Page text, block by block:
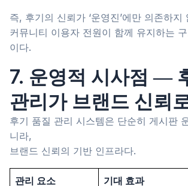
즉, 후기의 신뢰가 ‘운영진’에만 의존하지
커뮤니티 이용자 전원이 함께 유지하는
이다.
7. 운영적 시사점 ―
관리가 브랜드 신뢰
후기 품질 관리 시스템은 단순히 게시판
니라,
브랜드 신뢰의 기반 인프라다.
관리 요소 기대 효과